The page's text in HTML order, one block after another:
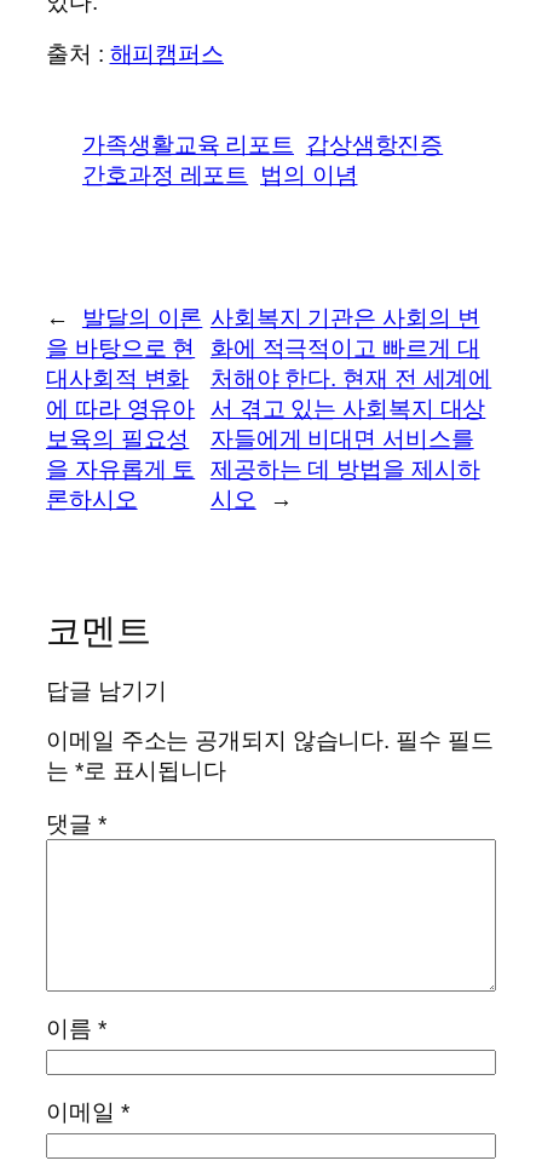
출처 : 해피캠퍼스
가족생활교육 리포트 갑상샘항진증
간호과정 레포트
법의 이념
←
발달의 이론
을 바탕으로 현
대사회적 변화
에 따라 영유아
보육의 필요성
을 자유롭게 토
론하시오
사회복지 기관은 사회의 변
화에 적극적이고 빠르게 대
처해야 한다. 현재 전 세계에
서 겪고 있는 사회복지 대상
자들에게 비대면 서비스를
제공하는 데 방법을 제시하
시오
→
코멘트
답글 남기기
이메일 주소는 공개되지 않습니다. 필수 필드
는 *로 표시됩니다
댓글 *
이름 *
이메일 *